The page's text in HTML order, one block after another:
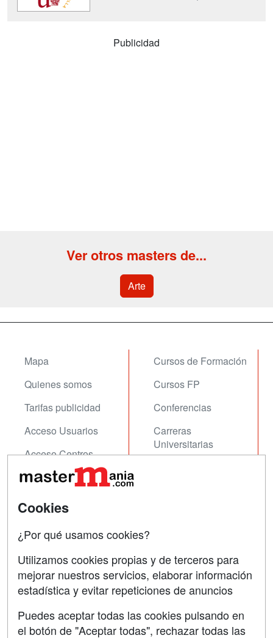
Publicidad
Ver otros masters de...
Arte
Mapa
Quienes somos
Tarifas publicidad
Acceso Usuarios
Acceso Centros
Cursos de Formación
Cursos FP
Conferencias
Carreras
Universitarias
Contactar
Copyleft
Cookies
¿Por qué usamos cookies?
Utilizamos cookies propias y de terceros para
mejorar nuestros servicios, elaborar información
estadística y evitar repeticiones de anuncios
Puedes aceptar todas las cookies pulsando en
el botón de "Aceptar todas", rechazar todas las